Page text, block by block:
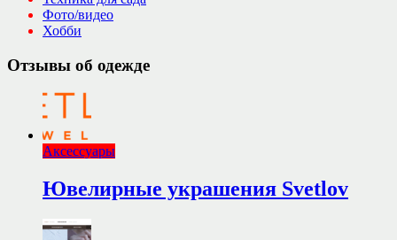
Фото/видео
Хобби
Отзывы об одежде
Аксессуары
Ювелирные украшения Svetlov